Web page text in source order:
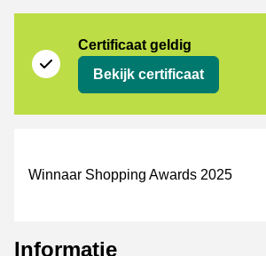
Certificaat geldig
Bekijk certificaat
Winnaar Shopping Awards 2025
Informatie